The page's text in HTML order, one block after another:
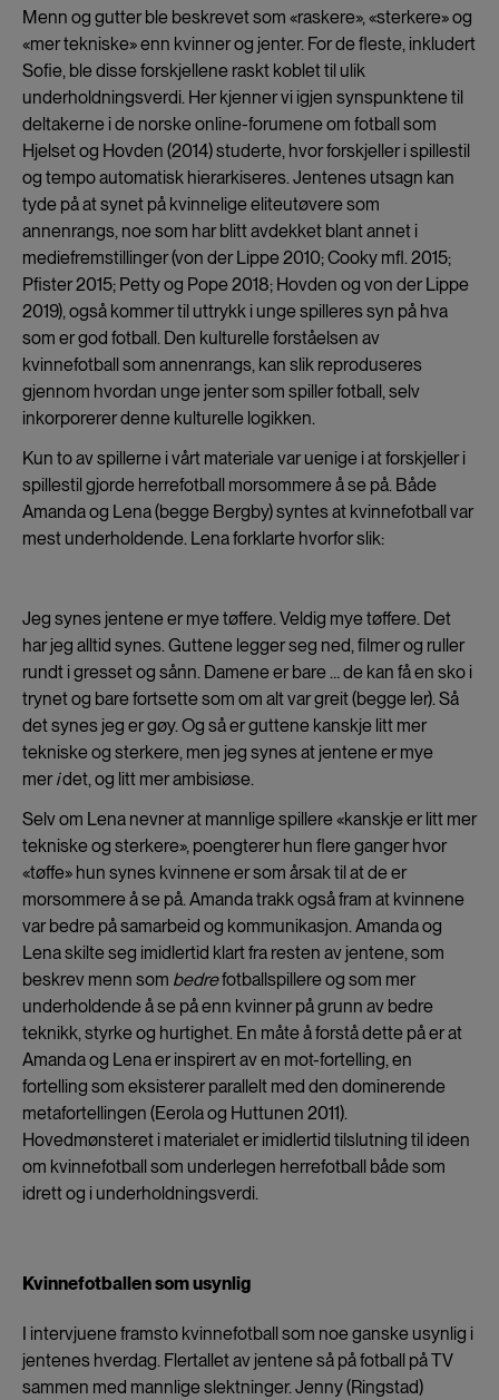
Menn og gutter ble beskrevet som «raskere», «sterkere» og
«mer tekniske» enn kvinner og jenter. For de fleste, inkludert
Sofie, ble disse forskjellene raskt koblet til ulik
underholdningsverdi. Her kjenner vi igjen synspunktene til
deltakerne i de norske online-forumene om fotball som
Hjelset og Hovden (2014) studerte, hvor forskjeller i spillestil
og tempo automatisk hierarkiseres. Jentenes utsagn kan
tyde på at synet på kvinnelige eliteutøvere som
annenrangs, noe som har blitt avdekket blant annet i
mediefremstillinger (von der Lippe 2010; Cooky mfl. 2015;
Pfister 2015; Petty og Pope 2018; Hovden og von der Lippe
2019), også kommer til uttrykk i unge spilleres syn på hva
som er god fotball. Den kulturelle forståelsen av
kvinnefotball som annenrangs, kan slik reproduseres
gjennom hvordan unge jenter som spiller fotball, selv
inkorporerer denne kulturelle logikken.
Kun to av spillerne i vårt materiale var uenige i at forskjeller i
spillestil gjorde herrefotball morsommere å se på. Både
Amanda og Lena (begge Bergby) syntes at kvinnefotball var
mest underholdende. Lena forklarte hvorfor slik:
Jeg synes jentene er mye tøffere. Veldig mye tøffere. Det
har jeg alltid synes. Guttene legger seg ned, filmer og ruller
rundt i gresset og sånn. Damene er bare … de kan få en sko i
trynet og bare fortsette som om alt var greit (begge ler). Så
det synes jeg er gøy. Og så er guttene kanskje litt mer
tekniske og sterkere, men jeg synes at jentene er mye
meridet, og litt mer ambisiøse.
Selv om Lena nevner at mannlige spillere «kanskje er litt mer
tekniske og sterkere», poengterer hun flere ganger hvor
«tøffe» hun synes kvinnene er som årsak til at de er
morsommere å se på. Amanda trakk også fram at kvinnene
var bedre på samarbeid og kommunikasjon. Amanda og
Lena skilte seg imidlertid klart fra resten av jentene, som
beskrev menn som bedrefotballspillere og som mer
underholdende å se på enn kvinner på grunn av bedre
teknikk, styrke og hurtighet. En måte å forstå dette på er at
Amanda og Lena er inspirert av en mot-fortelling, en
fortelling som eksisterer parallelt med den dominerende
metafortellingen (Eerola og Huttunen 2011).
Hovedmønsteret i materialet er imidlertid tilslutning til ideen
om kvinnefotball som underlegen herrefotball både som
idrett og i underholdningsverdi.
Kvinnefotballen som usynlig
I intervjuene framsto kvinnefotball som noe ganske usynlig i
jentenes hverdag. Flertallet av jentene så på fotball på TV
sammen med mannlige slektninger. Jenny (Ringstad)